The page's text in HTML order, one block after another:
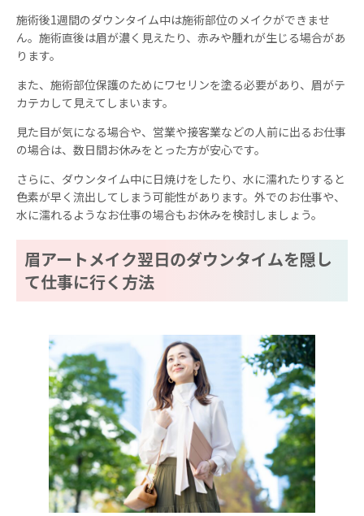
施術後1週間のダウンタイム中は施術部位のメイクができませ
ん。施術直後は眉が濃く見えたり、赤みや腫れが生じる場合があ
ります。
また、施術部位保護のためにワセリンを塗る必要があり、眉がテ
カテカして見えてしまいます。
見た目が気になる場合や、営業や接客業などの人前に出るお仕事
の場合は、数日間お休みをとった方が安心です。
さらに、ダウンタイム中に日焼けをしたり、水に濡れたりすると
色素が早く流出してしまう可能性があります。外でのお仕事や、
水に濡れるようなお仕事の場合もお休みを検討しましょう。
眉アートメイク翌日のダウンタイムを隠し
て仕事に行く方法